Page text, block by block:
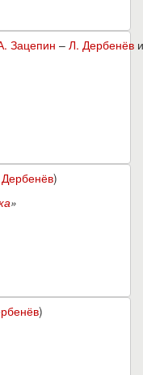
Зацепин – Л. Дербенёв
)
»
)